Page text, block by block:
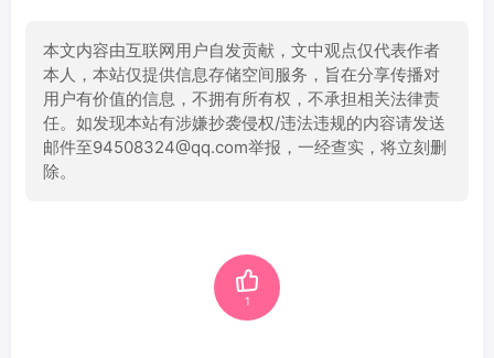
本文内容由互联网用户自发贡献，文中观点仅代表作者
本人，本站仅提供信息存储空间服务，旨在分享传播对
用户有价值的信息，不拥有所有权，不承担相关法律责
任。如发现本站有涉嫌抄袭侵权/违法违规的内容请发送
邮件至94508324@qq.com举报，一经查实，将立刻删
除。
1